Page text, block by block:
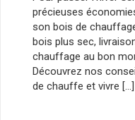
précieuses
son bois de
bois plus sec,
chauffage au bon
Découvrez nos
de chauffe et vivre […]